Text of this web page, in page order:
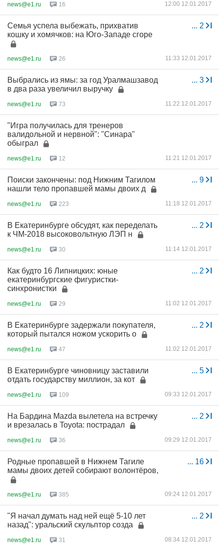
news@e1.ru 16 12:00 12.01.2017
... 2
Семья успела выбежать, прихватив
кошку и хомячков: на Юго-Западе сгоре
news@e1.ru 26 11:33 12.01.2017
... 3
Выбрались из ямы: за год Уралмашзавод
в два раза увеличил выручку
news@e1.ru 73 11:22 12.01.2017
"Игра получилась для тренеров
валидольной и нервной": "Синара"
обыграл
news@e1.ru 12 11:21 12.01.2017
... 9
Поиски закончены: под Нижним Тагилом
нашли тело пропавшей мамы двоих д
news@e1.ru 223 11:18 12.01.2017
... 2
В Екатеринбурге обсудят, как переделать
к ЧМ-2018 высоковольтную ЛЭП н
news@e1.ru 30 11:14 12.01.2017
... 2
Как будто 16 Липницких: юные
екатеринбургские фигуристки-
синхронистки
news@e1.ru 29 11:02 12.01.2017
... 2
В Екатеринбурге задержали покупателя,
который пытался ножом ускорить о
news@e1.ru 47 11:02 12.01.2017
... 5
В Екатеринбурге чиновницу заставили
отдать государству миллион, за кот
news@e1.ru 109 09:33 12.01.2017
... 2
На Бардина Mazda вылетела на встречку
и врезалась в Toyota: пострадал
news@e1.ru 36 09:29 12.01.2017
... 16
Родные пропавшей в Нижнем Тагиле
мамы двоих детей собирают волонтёров,
news@e1.ru 385 09:24 12.01.2017
... 2
"Я начал думать над ней ещё 5-10 лет
назад": уральский скульптор созда
news@e1.ru 31 08:34 12.01.2017